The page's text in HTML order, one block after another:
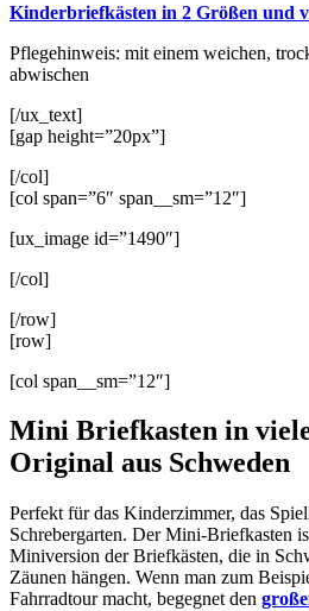
Kinderbriefkästen in 2 Größen und
Pflegehinweis: mit einem weichen,
abwischen
[/ux_text]
[gap height=”20px”]
[/col]
[col span=”6″ span__sm=”12″]
[ux_image id=”1490″]
[/col]
[/row]
[row]
[col span__sm=”12″]
Mini Briefkasten in
Original aus Schweden
Perfekt für das Kinderzimmer, das
Schrebergarten. Der Mini-Briefkasten
Miniversion der Briefkästen, die in
Zäunen hängen. Wenn man zum
Fahrradtour macht, begegnet den